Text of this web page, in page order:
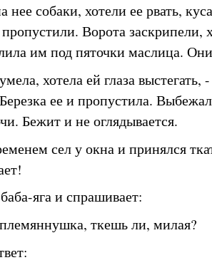
нее собаки, хотели ее рвать,
Ворота заскрипели,
им под пяточки маслица.
хотела ей глаза выстегать,
ее и пропустила.
Бежит и не оглядывается.
сел у окна и принялся
яга и спрашивает:
ткешь ли, милая?